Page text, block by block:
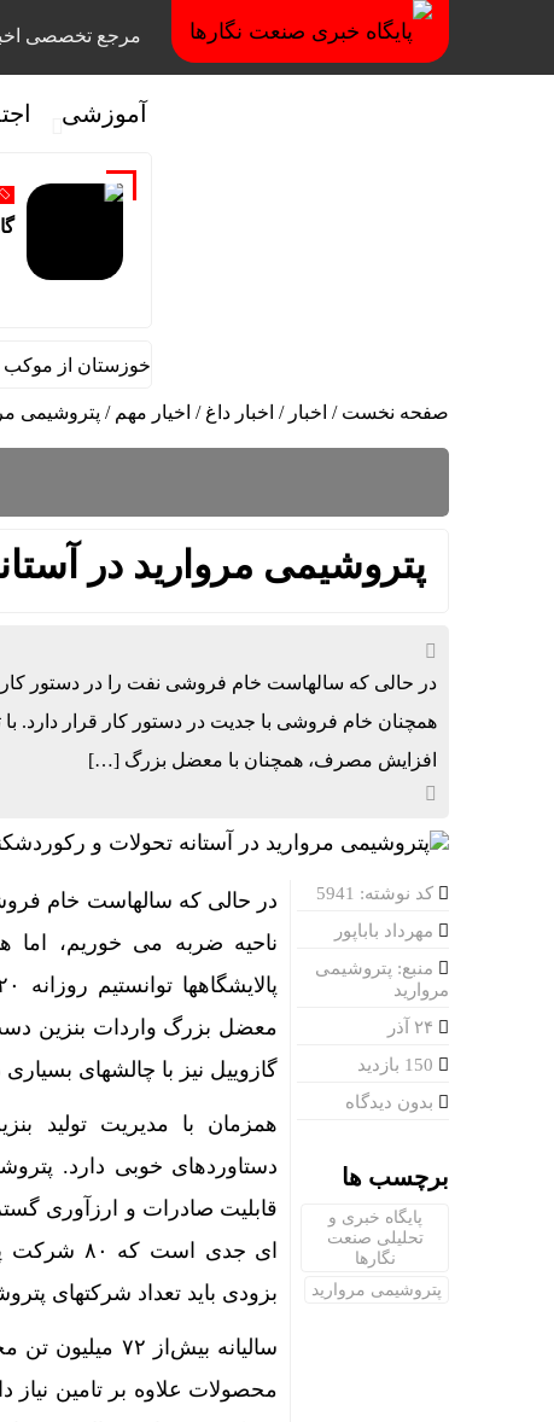
مرجع تخصصی
آموزشی
مقام مدیرعامل در امور اداری و مالی فولاد خوزستان از موکب
صفحه نخست / اخبار / اخبار داغ / اخیار مهم / پتروشیمی
پتروشیمی مروارید در
در حالی که سالهاست خام فروشی نفت را در دستور کار
افزایش مصرف، همچنان با معضل بزرگ […]
کد نوشته: 5941
مهرداد باباپور
منبع: پتروشیمی
مروارید
بدون دیدگاه
برچسب ها
پایگاه خبری و
تحلیلی صنعت
نگارها
پتروشیمی مروارید
در حالی که سالهاست خام
ناحیه ضربه می خوریم، اما
معضل بزرگ واردات بنزین
گازوییل نیز با چالشهای
همزمان با مدیریت تولید
دستاوردهای خوبی دارد.
قابلیت صادرات و ارزآوری
ای جدی
بزودی باید تعداد شرکتهای پتروشیمی به ۲۰۰ شرکت
سالیانه
محصولات علاوه بر تامین